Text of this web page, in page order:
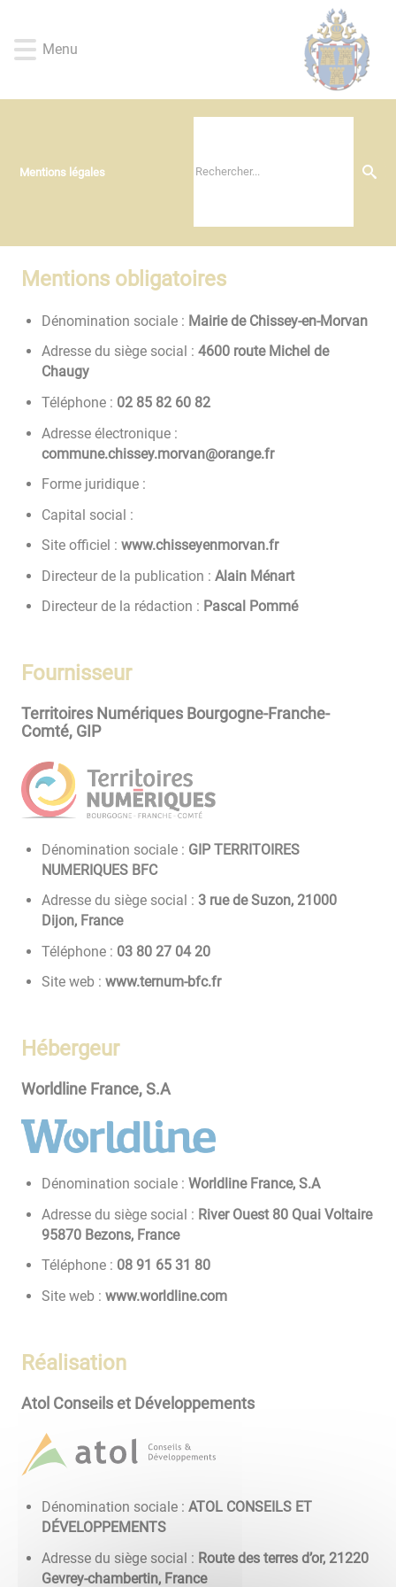
rapide
rapide
rapide
rapide Menu
Mentions légales
Mentions obligatoires
Dénomination sociale : Mairie de Chissey-en-Morvan
Adresse du siège social : 4600 route Michel de
Chaugy
Téléphone : 28 06 28 58 20
Adresse électronique :
rf.egnaro@navrom.yessihc.enummoc
Forme juridique :
Capital social :
Site officiel : www.chisseyenmorvan.fr
Directeur de la publication : Alain Ménart
Directeur de la rédaction : Pascal Pommé
Fournisseur
Territoires Numériques Bourgogne-Franche-
Comté, GIP
Dénomination sociale : GIP TERRITOIRES
NUMERIQUES BFC
Adresse du siège social :3 rue de Suzon, 21000
Dijon, France
Téléphone : 02 40 72 08 30
Site web : www.ternum-bfc.fr
Hébergeur
Worldline France, S.A
Dénomination sociale :Worldline France, S.A
Adresse du siège social : River Ouest 80 Quai Voltaire
95870 Bezons, France
Téléphone : 08 13 56 19 80
Site web : www.worldline.com
Réalisation
Atol Conseils et Développements
Dénomination sociale :ATOL CONSEILS ET
DÉVELOPPEMENTS
Adresse du siège social : Route des terres d’or, 21220
Gevrey-chambertin, France